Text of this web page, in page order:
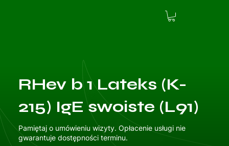
RHev b 1 Lateks (K-
215) IgE swoiste (L91)
Pamiętaj o umówieniu wizyty. Opłacenie usługi nie
gwarantuje dostępności terminu.